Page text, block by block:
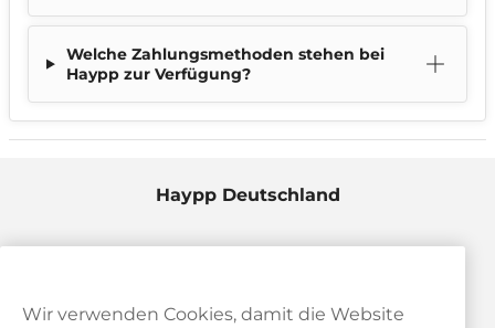
Welche Zahlungsmethoden stehen bei
Haypp zur Verfügung?
Haypp Deutschland
Wir verwenden Cookies, damit die Website